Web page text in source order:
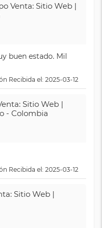
Venta: Sitio Web |
buen estado. Mil
Recibida el: 2025-03-12
Sitio Web |
- Colombia
Recibida el: 2025-03-12
Sitio Web |